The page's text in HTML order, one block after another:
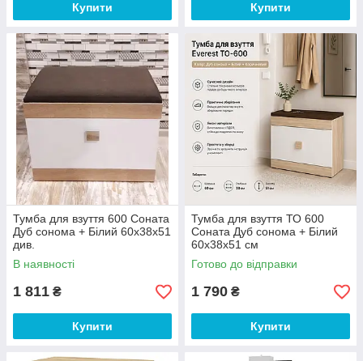
Купити Купити
Тумба для взуття 600 Соната
Дуб сонома + Білий 60х38х51
див.
В наявності
1 811 ₴
Купити
Тумба для взуття ТО 600
Соната Дуб сонома + Білий
60х38х51 см
Готово до відправки
1 790 ₴
Купити